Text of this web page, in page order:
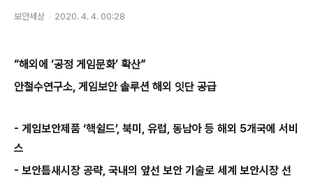
보안세상 2020. 4. 4. 00:28
“해외에 ‘공정 게임문화’ 확산”
안철수연구소, 게임보안 솔루션 해외 잇단 공급
- 게임보안제품 ‘핵쉴드’, 북미 , 유럽, 동남아 등 해외 5개국에 서비
스
- 보안틈새시장 공략, 국내의 앞선 보안 기술로 세계 보안시장 선